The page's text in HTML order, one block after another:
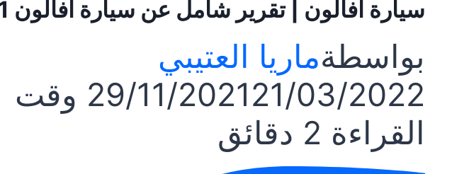
سيارة افالون | تقرير شامل عن سيارة افالون 2021
بواسطةماريا العتيبي
29/11/202121/03/2022
وقت
القراءة
دقائق